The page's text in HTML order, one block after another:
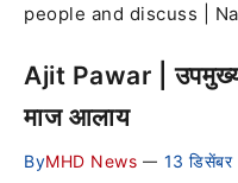
people and discuss |
Ajit Pawar |
माज आलाय
ByMHD News — 13